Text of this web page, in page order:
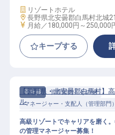
施設業態
リゾートホテル
勤務地
長野県北安曇郡白馬村北城
給与
月給／180,000円～ 250,000
キープする
正社員
管理部門・その他
マネージャー・支配人（管理部門）
【長野県・北安曇郡白馬村】
ル
高級リゾートでキャリアを磨く
の管理マネージャー募集！